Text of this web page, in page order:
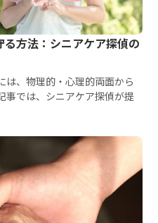
方法：シニアケア探偵の
は、物理的・心理的両面から
事では、シニアケア探偵が提